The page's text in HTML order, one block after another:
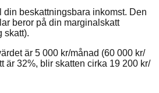
din beskattningsbara inkomst. Den
beror på din marginalskatt
skatt).
är 5 000 kr/månad (60 000 kr/
är 32%, blir skatten cirka 19 200 kr/